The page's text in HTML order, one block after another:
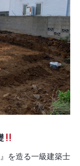
を造る一級建築士